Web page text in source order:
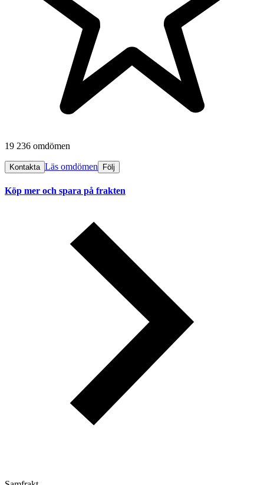
19 236 omdömen
Kontakta Läs omdömen Följ
Köp mer och spara på frakten